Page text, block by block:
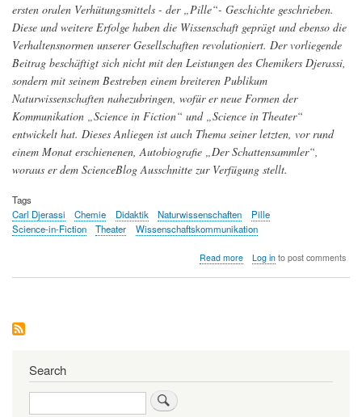
ersten oralen Verhütungsmittels - der „Pille“- Geschichte geschrieben.
Diese und weitere Erfolge haben die Wissenschaft geprägt und ebenso die
Verhaltensnormen unserer Gesellschaften revolutioniert. Der vorliegende
Beitrag beschäftigt sich nicht mit den Leistungen des Chemikers Djerassi,
sondern mit seinem Bestreben einem breiteren Publikum
Naturwissenschaften nahezubringen, wofür er neue Formen der
Kommunikation „Science in Fiction“ und „Science in Theater“
entwickelt hat. Dieses Anliegen ist auch Thema seiner letzten, vor rund
einem Monat erschienenen, Autobiografie „Der Schattensammler“,
woraus er dem ScienceBlog Ausschnitte zur Verfügung stellt.
Tags
Carl Djerassi
Chemie Didaktik Naturwissenschaften
Pille
Science-in-Fiction
Theater Wissenschaftskommunikation
Read moreabout
Romancier,
Log into post comments
Search
Search